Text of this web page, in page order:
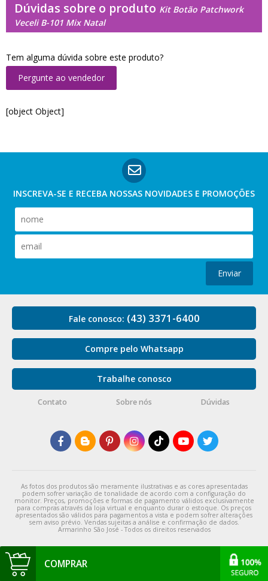
COMPRAR
Dúvidas sobre o produto Kit Botão Patchwork
Veceli B-101 Mix Natal
Tem alguma dúvida sobre este produto?
Pergunte ao vendedor
[object Object]
INSCREVA-SE E RECEBA NOSSAS NOVIDADES E PROMOÇÕES
Enviar
Fale conosco: (43) 3371-6400
Compre pelo Whatsapp
Trabalhe conosco
Contato Sobre nós Dúvidas
As fotos dos produtos são meramente ilustrativas e as cores apresentadas
podem sofrer variação de tonalidade de acordo com a configuração do
monitor. Preços, promoções e formas de pagamento válidos exclusivamente
para compras através da loja virtual e enquanto durar o estoque. Os preços
apresentados são válidos para pagamentos a vista e podem sofrer alterações
sem aviso prévio. Vendas sujeitas a análise e confirmação de dados.
Armarinho São José - Todos os direitos reservados